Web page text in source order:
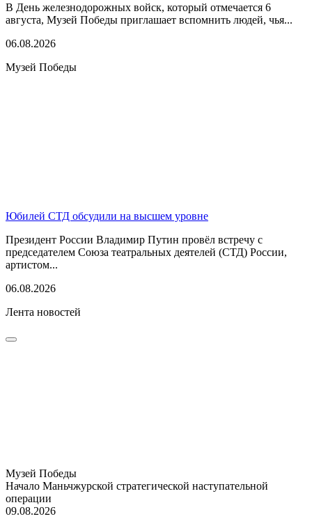
В День железнодорожных войск, который отмечается 6
августа, Музей Победы приглашает вспомнить людей, чья...
06.08.2026
Музей Победы
Юбилей СТД обсудили на высшем уровне
Президент России Владимир Путин провёл встречу с
председателем Союза театральных деятелей (СТД) России,
артистом...
06.08.2026
Лента новостей
Музей Победы
Начало Маньчжурской стратегической наступательной
операции
09.08.2026